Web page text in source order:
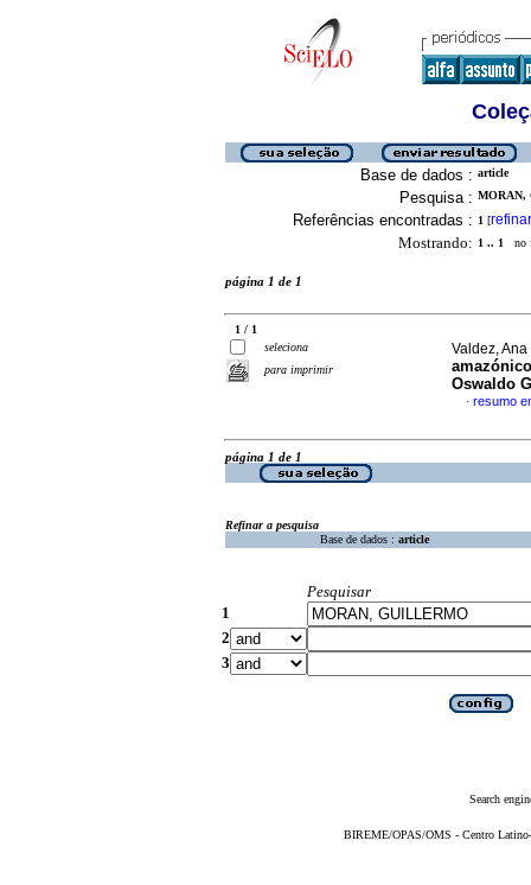
Base de dados : article
Pesquisa : MORAN,
Referências encontradas : 1 [refinar
Mostrando: 1 .. 1 no
página 1 de 1
1 / 1
seleciona
para imprimir
Valdez,
Oswaldo
· resumo
página 1 de 1
Refinar a pesquisa
Base de dados : article
Pesquisar
1
2
3
Search
BIREME/OPAS/OMS - Centro Latino-